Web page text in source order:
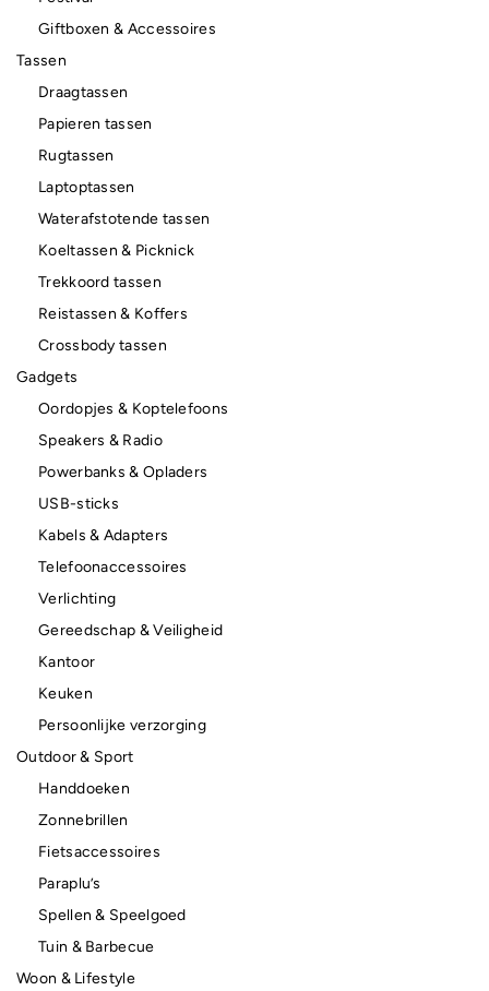
Giftboxen & Accessoires
Tassen
Draagtassen
Papieren tassen
Rugtassen
Laptoptassen
Waterafstotende tassen
Koeltassen & Picknick
Trekkoord tassen
Reistassen & Koffers
Crossbody tassen
Gadgets
Oordopjes & Koptelefoons
Speakers & Radio
Powerbanks & Opladers
USB-sticks
Kabels & Adapters
Telefoonaccessoires
Verlichting
Gereedschap & Veiligheid
Kantoor
Keuken
Persoonlijke verzorging
Outdoor & Sport
Handdoeken
Zonnebrillen
Fietsaccessoires
Paraplu’s
Spellen & Speelgoed
Tuin & Barbecue
Woon & Lifestyle